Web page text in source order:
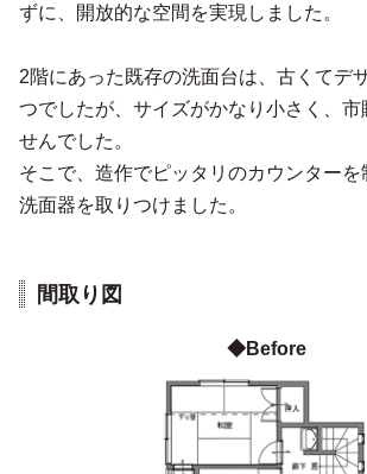
ずに、開放的な空間を実現しました。
2階にあった既存の洗面台は、古くてデ
つでしたが、サイズがかなり小さく、市
せんでした。
そこで、造作でピッタリのカウンターを
洗面器を取りつけました。
間取り図
◆Before